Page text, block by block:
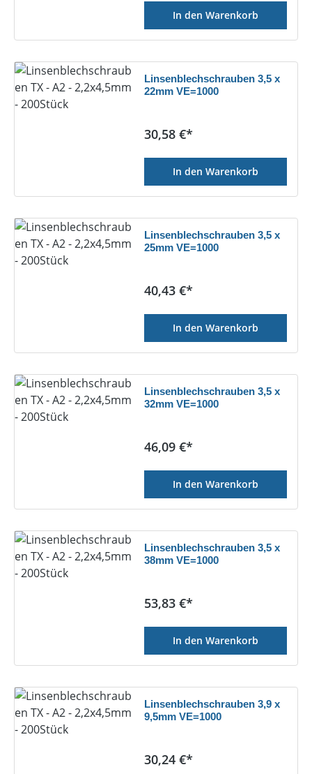
In den Warenkorb
Linsenblechschrauben 3,5 x
22mm VE=1000
Regulärer Preis:
30,58 €*
In den Warenkorb
Linsenblechschrauben 3,5 x
25mm VE=1000
Regulärer Preis:
40,43 €*
In den Warenkorb
Linsenblechschrauben 3,5 x
32mm VE=1000
Regulärer Preis:
46,09 €*
In den Warenkorb
Linsenblechschrauben 3,5 x
38mm VE=1000
Regulärer Preis:
53,83 €*
In den Warenkorb
Linsenblechschrauben 3,9 x
9,5mm VE=1000
Regulärer Preis:
30,24 €*